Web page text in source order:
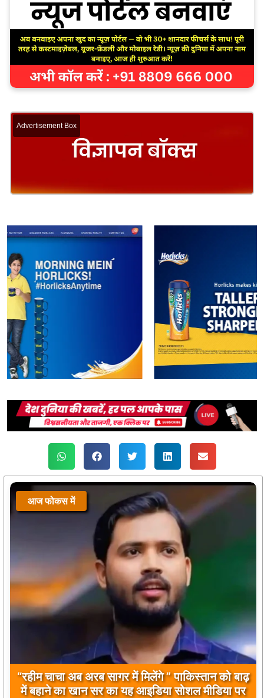
Advertisement Box
आज फोकस में
बिलावल भुट्टो द्वारा सिंधु नदी और भारत को लेकर दिए गए